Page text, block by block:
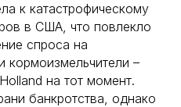
к катастрофическому
в США, что повлекло
спроса на
кормоизмельчители –
на тот момент.
банкротства, однако